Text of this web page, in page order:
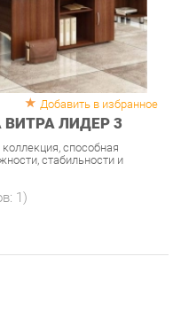
Добавить в избранное
ЛИДЕР 3
способная